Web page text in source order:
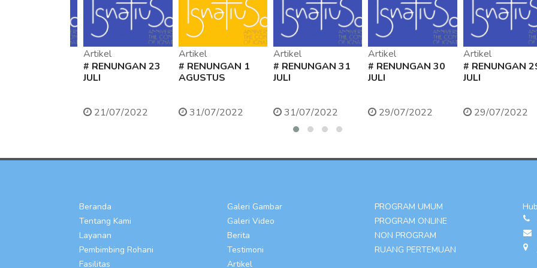
Artikel
# RENUNGAN 23
JULI
21/07/2022
Artikel
# RENUNGAN 1
AGUSTUS
31/07/2022
Artikel
# RENUNGAN 31
JULI
31/07/2022
Artikel
# RENUNGAN 30
JULI
29/07/2022
Artikel
# RENUNGAN
JULI
29/07/2022
Beranda
Tentang Kami
Layanan
Pembimbing Rohani
Fasilitas
Galeri Gambar
Galeri Video
Berita
Testimoni
Artikel
PROGRAM UMUM
PROGRAM ONLINE
NON PROGRAM
RUANG PERTEMUAN